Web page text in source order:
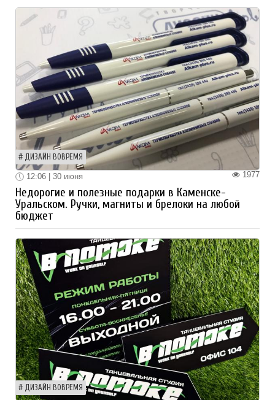
ДИЗАЙН ВОВРЕМЯ
1977
12:06 | 30 июня
Недорогие и полезные подарки в Каменске-
Уральском. Ручки, магниты и брелоки на любой
бюджет
ДИЗАЙН ВОВРЕМЯ